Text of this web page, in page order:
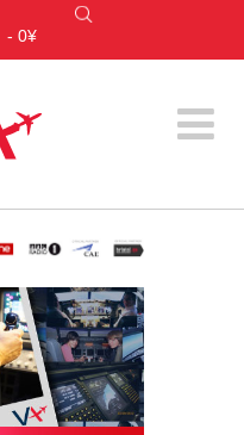
- 0¥